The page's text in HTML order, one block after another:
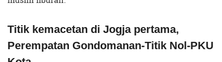
Titik kemacetan di Jogja pertama,
Perempatan Gondomanan-Titik Nol-PKU